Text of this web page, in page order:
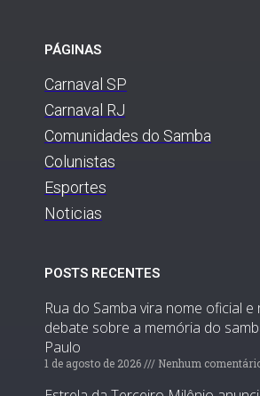
PÁGINAS
Carnaval SP
Carnaval RJ
Comunidades do Samba
Colunistas
Esportes
Noticias
POSTS RECENTES
Rua do Samba vira nome oficial e
debate sobre a memória do
Paulo
1 de agosto de 2026 Nenhum